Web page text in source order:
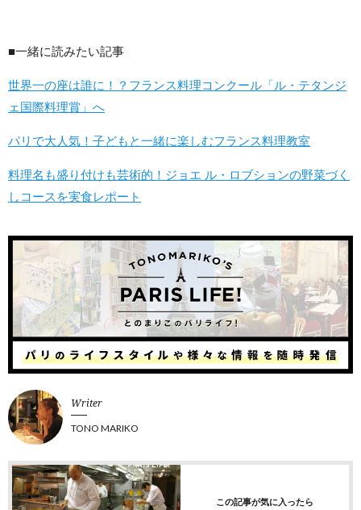
■一緒に読みたい記事
世界一の座は誰に！？フランス料理コンクール「ル・テタンジ
ェ国際料理賞」へ
パリで大人気！子どもと一緒に楽しむフランス料理教室
料理名も盛り付けも芸術的！ジョエ ル・ロブションの野菜づく
しコースを実食レポート
Writer
TONO MARIKO
この記事が気に入ったら